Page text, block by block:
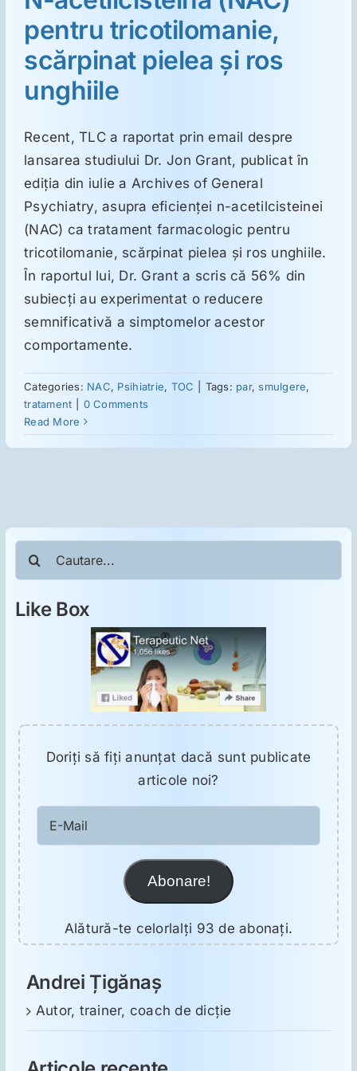
Suplimente
Reumatologie
Ginecologie
Mesajele lui Reichelt
Dietă
LDN
Oncologie
Psihoterapie
Antropologie
pentru tricotilomanie,
scărpinat pielea şi ros
unghiile
Recent, TLC a raportat prin email despre
lansarea studiului Dr. Jon Grant, publicat în
ediţia din iulie a Archives of General
Psychiatry, asupra eficienţei n-acetilcisteinei
(NAC) ca tratament farmacologic pentru
tricotilomanie, scărpinat pielea şi ros unghiile.
În raportul lui, Dr. Grant a scris că 56% din
subiecţi au experimentat o reducere
semnificativă a simptomelor acestor
comportamente.
Categories: NAC, Psihiatrie, TOC Tags: par, smulgere,
tratament
0 Comments
Read More
Like Box
Doriţi să fiţi anunţat dacă sunt publicate
articole noi?
Mail
Abonare!
Alătură-te celorlalți 93 de abonați.
Andrei Țigănaș
Autor, trainer, coach de dicție